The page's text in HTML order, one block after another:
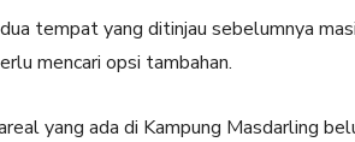
tempat yang ditinjau sebelumnya
mencari opsi tambahan.
yang ada di Kampung Masdarling